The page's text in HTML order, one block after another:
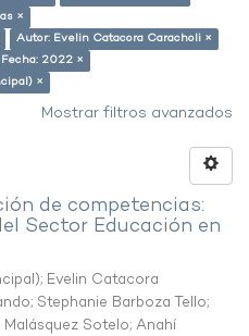
×
Autor: Evelin Catacora Caracholi ×
Fecha: 2022 ×
×
Mostrar filtros avanzados
de competencias:
Sector Educación en
; Evelin Catacora
; Stephanie Barboza Tello;
Malásquez Sotelo; Anahí